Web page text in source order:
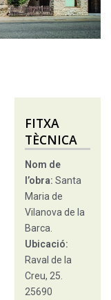
FITXA
TÈCNICA
Nom de
l’obra: Santa
Maria de
Vilanova de la
Barca.
Ubicació:
Raval de la
Creu, 25.
25690